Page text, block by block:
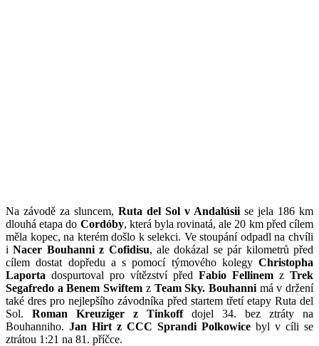
Na závodě za sluncem, Ruta del Sol v Andalúsii se jela 186 km
dlouhá etapa do Cordóby, která byla rovinatá, ale 20 km před cílem
měla kopec, na kterém došlo k selekci. Ve stoupání odpadl na chvíli
iNacer Bouhanni z Cofidisu, ale dokázal se pár kilometrů před
cílem dostat dopředu a s pomocí týmového kolegy Christopha
Laporta dospurtoval pro vítězství před Fabio Fellinem z Trek
Segafredo a Benem Swiftem zTeam Sky. Bouhannimá v držení
také dres pro nejlepšího závodníka před startem třetí etapy Ruta del
Sol. Roman Kreuziger z Tinkoffdojel 34. bez ztráty na
Bouhanniho. Jan Hirt z CCC Sprandi Polkowice byl v cíli se
ztrátou 1:21 na 81. příčce.